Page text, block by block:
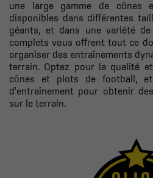
une large gamme de cônes
disponibles dans différentes
géants, et dans une variété
complets vous offrent tout ce
organiser des entraînements
terrain. Optez pour la qualité
cônes et plots de football, et
d'entraînement pour obtenir
sur le terrain.